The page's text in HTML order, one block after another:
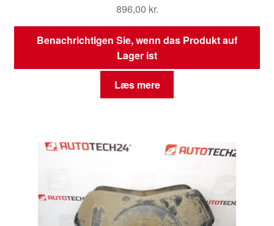
896,00 kr.
Benachrichtigen Sie, wenn das Produkt auf
Lager ist
Læs mere